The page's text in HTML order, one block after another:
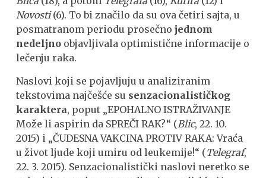
Novosti(6). To bi značilo da su ova četiri sajta, u
posmatranom periodu prosečnojednom
nedeljno objavljivala optimistične informacije o
lečenju raka.
Naslovi koji se pojavljuju u analiziranim
tekstovima najčešće su senzacionalističkog
karaktera, poput „EPOHALNO ISTRAŽIVANJE
Može li aspirin da SPREČI RAK?“ (Blic, 22. 10.
2015) i „ČUDESNA VAKCINA PROTIV RAKA: Vraća
u život ljude koji umiru od leukemije!“ (Telegraf,
22. 3. 2015). Senzacionalistički naslovi neretko se